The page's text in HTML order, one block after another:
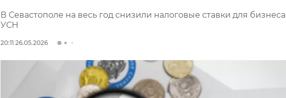
В Севастополе на весь год снизили налоговые ставки для
УСН
20:11 26.05.2026